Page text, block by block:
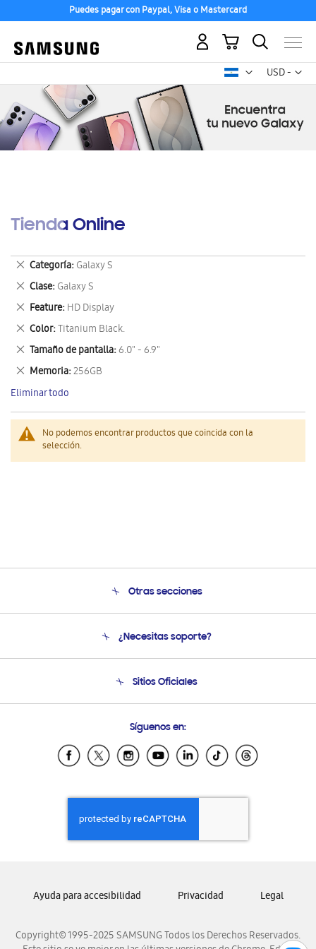
Puedes pagar con Paypal, Visa o Mastercard
USD -
dólar
Mi carrito
Tienda Online
No podemos encontrar productos que coincida con la
selección.
Categoría Galaxy S
Eliminar
este
artículo
Clase Galaxy S
Eliminar
este
artículo
Feature HD Display
Eliminar
este
artículo
Color Titanium Black.
Eliminar
este
artículo
Tamaño de pantalla 6.0" - 6.9"
Eliminar
este
artículo
Memoria 256GB
Eliminar
este
artículo
Eliminar todo
Otras secciones
Soporte
¿Necesitas soporte?
Soporte vía eMail
Sitios Oficiales
Samsung Ecuador
Samsung El Salvador
Samsung Honduras
Samsung Nicaragua
Samsung Panamá
Samsung Venezuela
Síguenos en:
Copyright© 1995-2025 SAMSUNG Todos los Derechos Reservados.
Ayuda para accesibilidad Privacidad Legal